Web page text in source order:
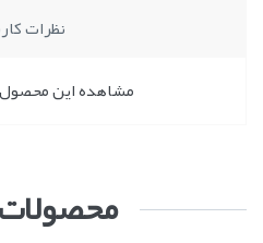
نظرات
مشاهده این